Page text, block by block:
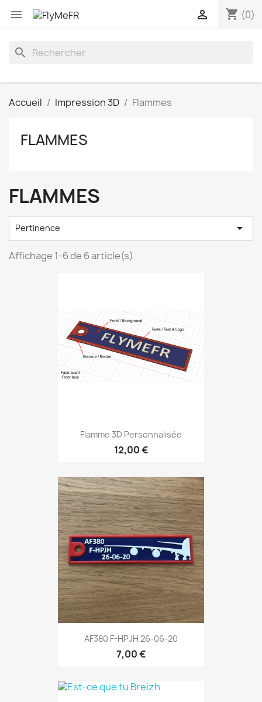
 shopping_cart (0)

search
Accueil Impression 3D Flammes
FLAMMES
FLAMMES
Pertinence 
Affichage 1-6 de 6 article(s)
Flamme 3D Personnalisée
12,00 €
AF380 F-HPJH 26-06-20
7,00 €